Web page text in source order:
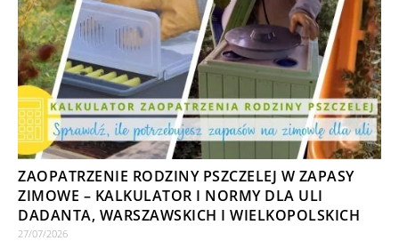
ZAOPATRZENIE RODZINY PSZCZELEJ W ZAPASY
ZIMOWE – KALKULATOR I NORMY DLA ULI
DADANTA, WARSZAWSKICH I WIELKOPOLSKICH
27/07/2026